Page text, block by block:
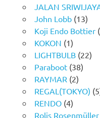
JALAN
John Lobb(13)
Koji Endo Bottier
KOKON (1)
LIGHTBULB(22)
Paraboot(38)
RAYMAR (2)
REGAL(TOKYO)
RENDO(4)
Rolis Rosenmüller